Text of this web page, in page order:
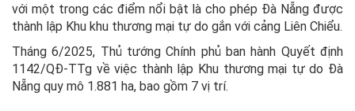
với một trong các điểm nổi bật là cho phép Đà Nẵng được
thành lập Khu khu thương mại tự do gắn với cảng Liên Chiểu.
Tháng 6/2025, Thủ tướng Chính phủ ban hành Quyết định
1142/QĐ-TTg về việc thành lập Khu thương mại tự do Đà
Nẵng quy mô 1.881 ha, bao gồm 7 vị trí.